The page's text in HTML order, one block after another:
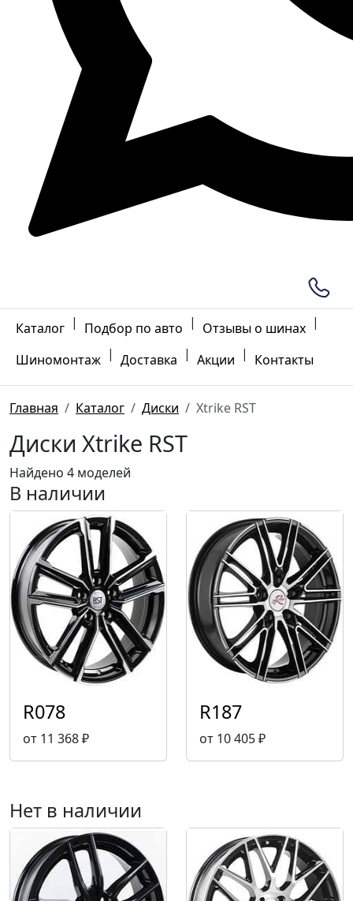
Каталог | Подбор по авто | Отзывы о шинах |
Шиномонтаж | Доставка | Акции | Контакты
Главная Каталог Диски Xtrike RST
Диски Xtrike RST
Найдено 4 моделей
В наличии
R078
от 11 368 ₽
R187
от 10 405 ₽
Нет в наличии